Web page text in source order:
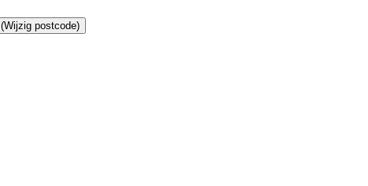
(Wijzig postcode)